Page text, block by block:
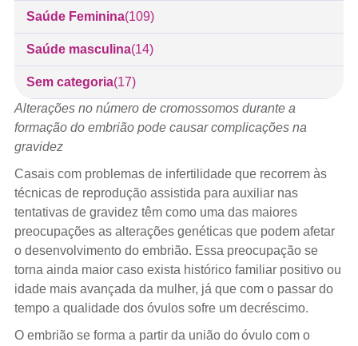
Saúde Feminina(109)
Saúde masculina(14)
Sem categoria(17)
Alterações no número de cromossomos durante a
formação do embrião pode causar complicações na
gravidez
Casais com problemas de infertilidade que recorrem às
técnicas de reprodução assistida para auxiliar nas
tentativas de gravidez têm como uma das maiores
preocupações as alterações genéticas que podem afetar
o desenvolvimento do embrião. Essa preocupação se
torna ainda maior caso exista histórico familiar positivo ou
idade mais avançada da mulher, já que com o passar do
tempo a qualidade dos óvulos sofre um decréscimo.
O embrião se forma a partir da união do óvulo com o